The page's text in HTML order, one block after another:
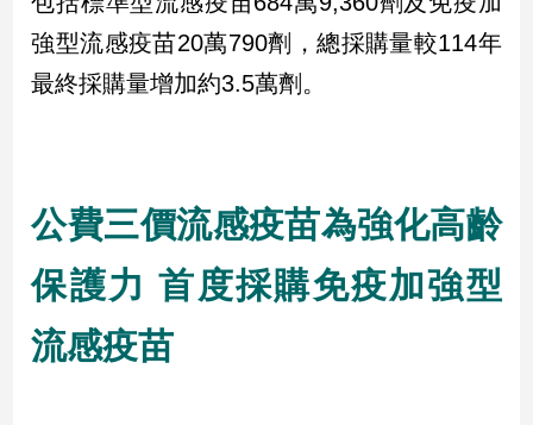
政
治
觀
點
調
國
會
強型流感疫苗20萬790劑，總採購量較114年
最終採購量增加約3.5萬劑。
公費三價流感疫苗為強化高齡
保護力 首度採購免疫加強型
流感疫苗